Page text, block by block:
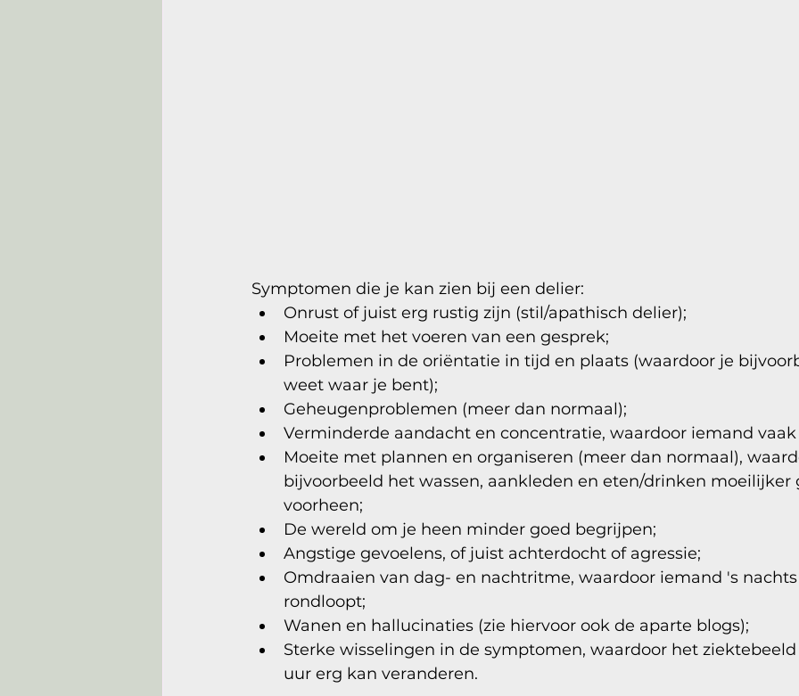
Symptomen die je kan zien bij een delier:
Onrust of juist erg rustig zijn (stil/apathisch delier);
Moeite met het voeren van een gesprek;
Problemen in de oriëntatie in tijd en plaats (waardoor je
weet waar je bent);
Geheugenproblemen (meer dan normaal);
Verminderde aandacht en concentratie, waardoor iemand vaak
Moeite met plannen en organiseren (meer dan normaal),
bijvoorbeeld het wassen, aankleden en eten/drinken moeilijker
voorheen;
De wereld om je heen minder goed begrijpen;
Angstige gevoelens, of juist achterdocht of agressie;
Omdraaien van dag- en nachtritme, waardoor iemand 's
rondloopt;
Wanen en hallucinaties (zie hiervoor ook de aparte blogs);
Sterke wisselingen in de symptomen, waardoor het
uur erg kan veranderen.